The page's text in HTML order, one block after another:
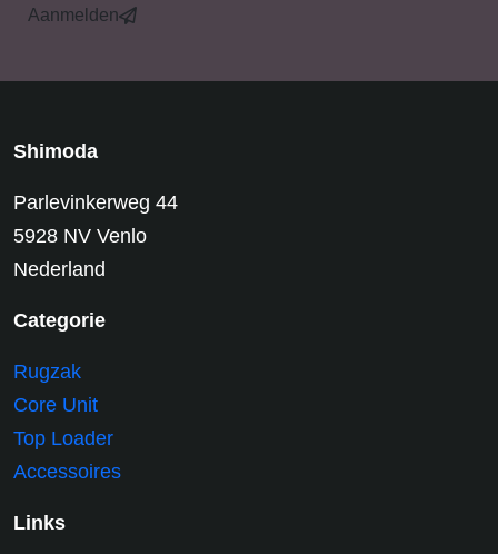
Aanmelden
Shimoda
Parlevinkerweg 44
5928 NV Venlo
Nederland
Categorie
Rugzak
Core Unit
Top Loader
Accessoires
Links